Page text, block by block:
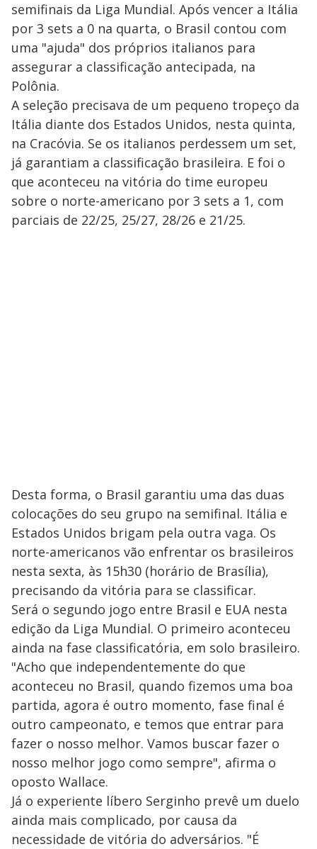
semifinais da Liga Mundial. Após vencer a Itália
por 3 sets a 0 na quarta, o Brasil contou com
uma "ajuda" dos próprios italianos para
assegurar a classificação antecipada, na
Polônia.
A seleção precisava de um pequeno tropeço da
Itália diante dos Estados Unidos, nesta quinta,
na Cracóvia. Se os italianos perdessem um set,
já garantiam a classificação brasileira. E foi o
que aconteceu na vitória do time europeu
sobre o norte-americano por 3 sets a 1, com
parciais de 22/25, 25/27, 28/26 e 21/25.
Desta forma, o Brasil garantiu uma das duas
colocações do seu grupo na semifinal. Itália e
Estados Unidos brigam pela outra vaga. Os
norte-americanos vão enfrentar os brasileiros
nesta sexta, às 15h30 (horário de Brasília),
precisando da vitória para se classificar.
Será o segundo jogo entre Brasil e EUA nesta
edição da Liga Mundial. O primeiro aconteceu
ainda na fase classificatória, em solo brasileiro.
"Acho que independentemente do que
aconteceu no Brasil, quando fizemos uma boa
partida, agora é outro momento, fase final é
outro campeonato, e temos que entrar para
fazer o nosso melhor. Vamos buscar fazer o
nosso melhor jogo como sempre", afirma o
oposto Wallace.
Já o experiente líbero Serginho prevê um duelo
ainda mais complicado, por causa da
necessidade de vitória do adversários. "É